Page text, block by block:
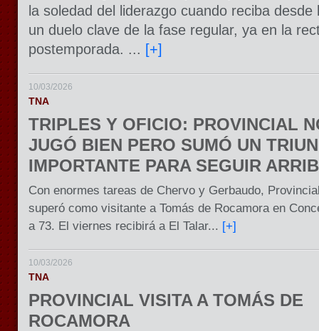
la soledad del liderazgo cuando reciba desde
un duelo clave de la fase regular, ya en la
postemporada. ... [+]
10/03/2026
TNA
TRIPLES Y OFICIO: PROVINCIAL
JUGÓ BIEN PERO SUMÓ UN
IMPORTANTE PARA SEGUIR
Con enormes tareas de Chervo y Gerbaudo,
superó como visitante a Tomás de Rocamora en
a 73. El viernes recibirá a El Talar... [+]
10/03/2026
TNA
PROVINCIAL VISITA A TOMÁS DE
ROCAMORA